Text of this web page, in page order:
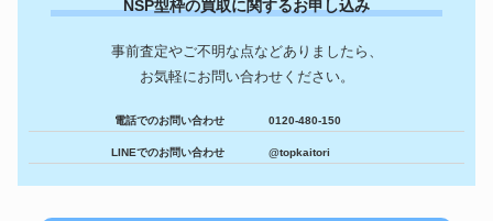
NSP型枠の買取に関するお申し込み
事前査定やご不明な点などありましたら、
お気軽にお問い合わせください。
電話でのお問い合わせ 0120-480-150
LINEでのお問い合わせ @topkaitori